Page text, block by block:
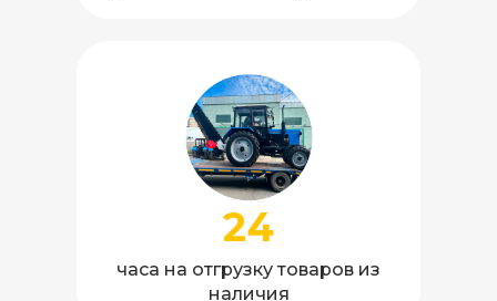
24
часа на отгрузку товаров из
наличия